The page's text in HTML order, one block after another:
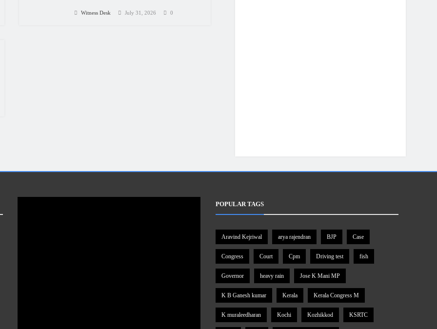
Witness Desk July 31, 2026 0
POPULAR TAGS
Aravind Kejriwal arya rajendran BJP Case
Congress Court Cpm Driving test fish
Governor heavy rain Jose K Mani MP
K B Ganesh kumar Kerala Kerala Congress M
K muraleedharan Kochi Kozhikkod KSRTC